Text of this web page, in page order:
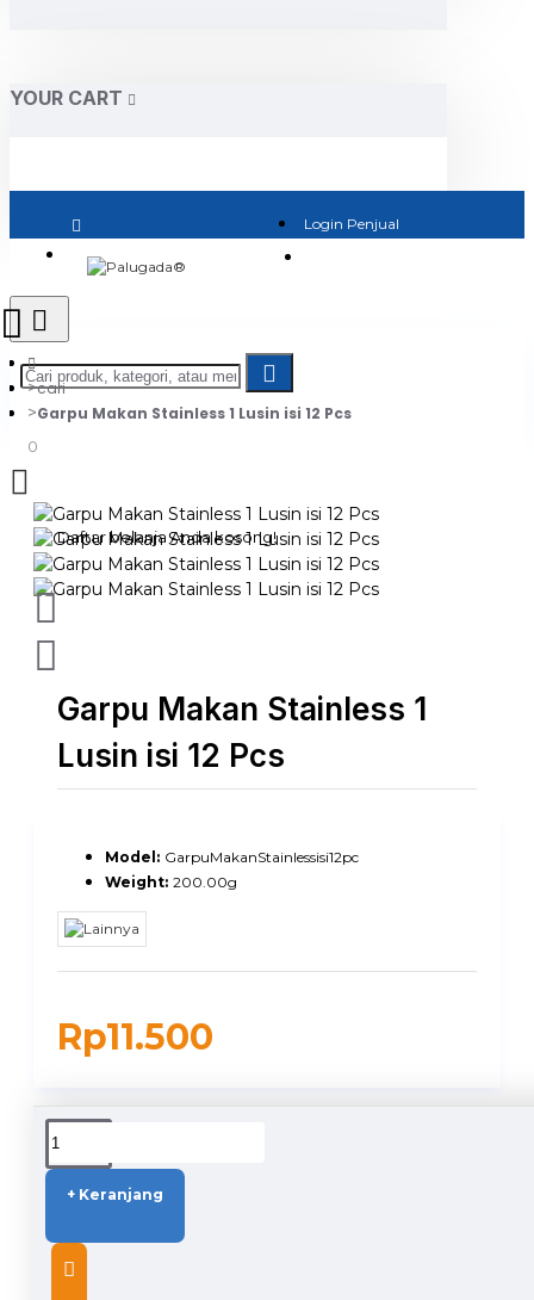
YOUR CART
Login Penjual
0
Daftar belanja Anda kosong!
cari
Garpu Makan Stainless 1 Lusin isi 12 Pcs
Garpu Makan Stainless 1
Lusin isi 12 Pcs
Rp11.500
Model: GarpuMakanStainlessisi12pc
Weight: 200.00g
+ Keranjang
DUKUNGAN PENGIRIMAN